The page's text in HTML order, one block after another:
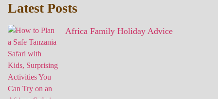
Latest Posts
Africa Family Holiday Advice